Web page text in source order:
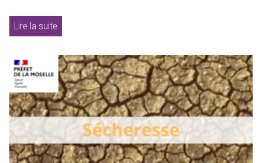
Lire la suite